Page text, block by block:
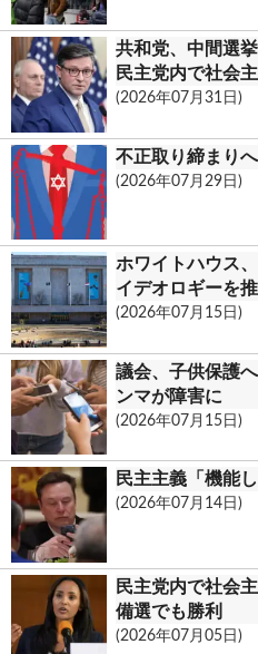
共和党、中間選
民主党内で社会
(2026年07月31日)
不正取り締まり
(2026年07月29日)
ホワイトハウス
イデオロギーを
(2026年07月15日)
議会、子供保護
ンマが障害に
(2026年07月15日)
民主主義「機能
(2026年07月14日)
民主党内で社会
備選でも勝利
(2026年07月05日)